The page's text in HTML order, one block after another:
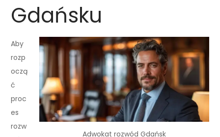
Gdańsku
Adwokat rozwód Gdańsk
Aby
rozp
oczą
ć
proc
es
rozw